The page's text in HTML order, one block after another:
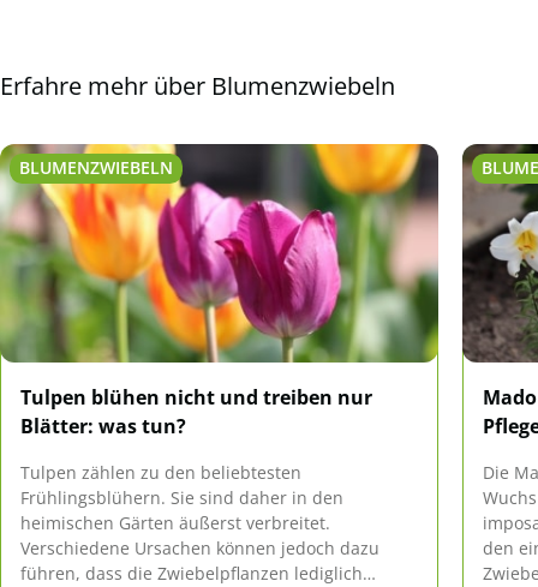
Erfahre mehr über Blumenzwiebeln
BLUMENZWIEBELN
Tulpen blühen nicht und treiben nur
Blätter: was tun?
Tulpen zählen zu den beliebtesten
Frühlingsblühern. Sie sind daher in den
heimischen Gärten äußerst verbreitet.
Verschiedene Ursachen können jedoch dazu
führen, dass die Zwiebelpflanzen lediglich
Die
den